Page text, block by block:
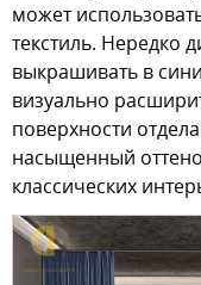
может
текстиль. Нередко
выкрашивать в
визуально
поверхности
насыщенный
классических